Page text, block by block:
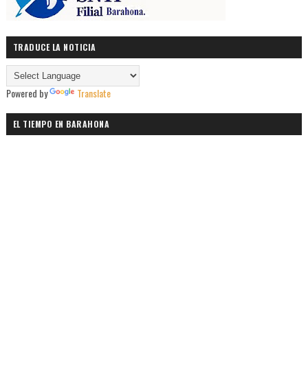
TRADUCE LA NOTICIA
Powered by Translate
EL TIEMPO EN BARAHONA